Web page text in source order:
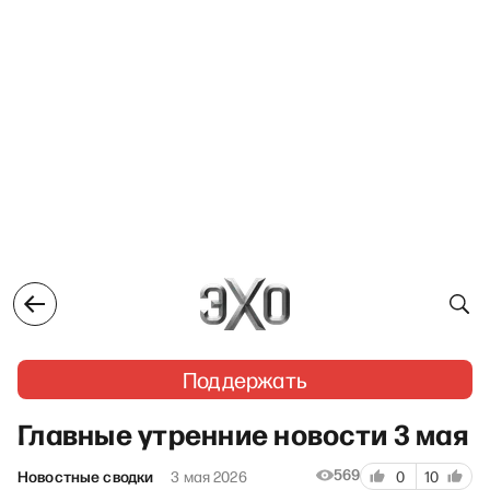
Поддержать
Главные утренние новости 3 мая
Новостные сводки 3 мая 2026 569 0 10